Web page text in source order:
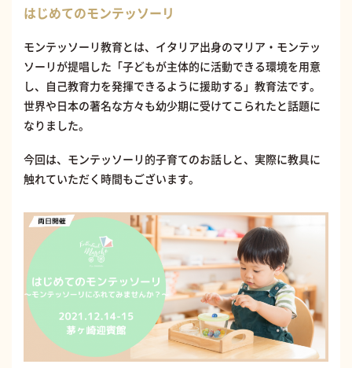
はじめてのモンテッソーリ
モンテッソーリ教育とは、イタリア出身のマリア・モンテッ
ソーリが提唱した「子どもが主体的に活動できる環境を用意
し、自己教育力を発揮できるように援助する」教育法です。
世界や日本の著名な方々も幼少期に受けてこられたと話題に
なりました。
今回は、モンテッソーリ的子育てのお話しと、実際に教具に
触れていただく時間もございます。